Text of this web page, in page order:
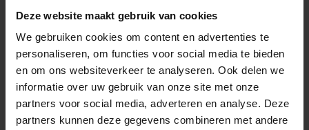
Deze website maakt gebruik van cookies
We gebruiken cookies om content en advertenties te
personaliseren, om functies voor social media te bieden
en om ons websiteverkeer te analyseren. Ook delen we
informatie over uw gebruik van onze site met onze
partners voor social media, adverteren en analyse. Deze
partners kunnen deze gegevens combineren met andere
stijgen. Ook mag uw WOZ-waarde meer
stijgen dan het landelijk gemiddelde. Hier
kunnen geen rechten aan ontleend
worden. De vraag is natuurlijk of de
stijging terecht is.